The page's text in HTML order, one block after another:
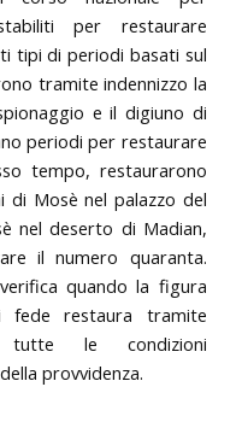
per restaurare
tipi di periodi basati sul
tramite indennizzo la
e il digiuno di
periodi per restaurare
tempo, restaurarono
di Mosè nel palazzo del
nel deserto di Madian,
il numero quaranta.
quando la figura
fede restaura tramite
tutte le condizioni
provvidenza.